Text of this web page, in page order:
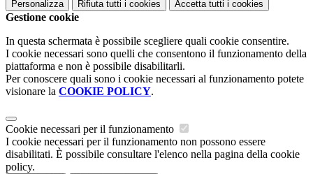
Personalizza Rifiuta tutti i cookies Accetta tutti i cookies
Gestione cookie
In questa schermata è possibile scegliere quali cookie consentire.
I cookie necessari sono quelli che consentono il funzionamento della
piattaforma e non è possibile disabilitarli.
Per conoscere quali sono i cookie necessari al funzionamento potete
visionare la COOKIE POLICY.
Cookie necessari per il funzionamento
I cookie necessari per il funzionamento non possono essere
disabilitati. È possibile consultare l'elenco nella pagina della cookie
policy.